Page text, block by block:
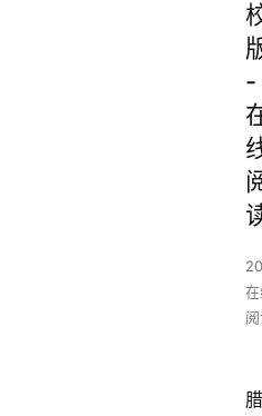
-
腊